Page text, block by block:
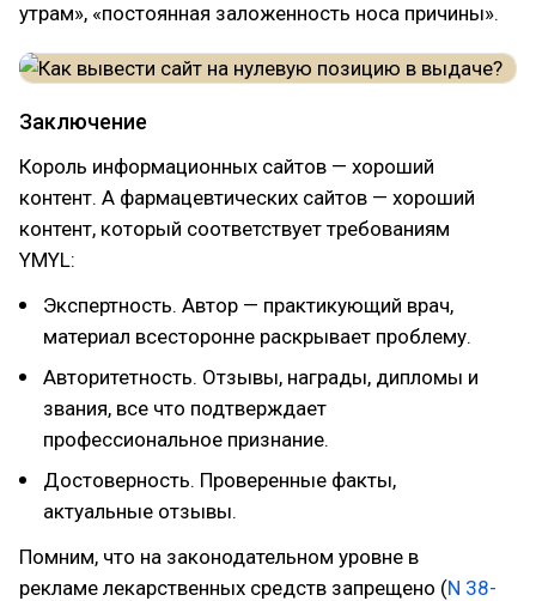
утрам», «постоянная заложенность носа причины».
Заключение
Король информационных сайтов — хороший
контент. А фармацевтических сайтов — хороший
контент, который соответствует требованиям
YMYL:
Экспертность. Автор — практикующий врач,
материал всесторонне раскрывает проблему.
Авторитетность. Отзывы, награды, дипломы и
звания, все что подтверждает
профессиональное признание.
Достоверность. Проверенные факты,
актуальные отзывы.
Помним, что на законодательном уровне в
рекламе лекарственных средств запрещено (N 38-